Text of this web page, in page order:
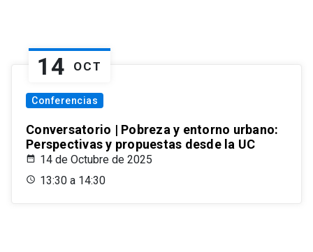
14 OCT
Conferencias
Conversatorio | Pobreza y entorno urbano:
Perspectivas y propuestas desde la UC
14 de Octubre de 2025
13:30 a 14:30